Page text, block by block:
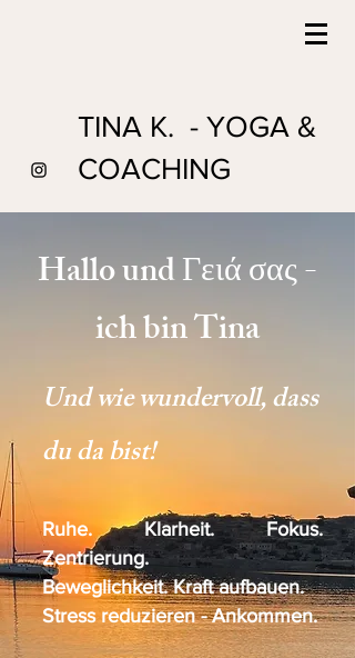
TINA K. - YOGA &
COACHING
Hallo und Γειά σας -
ich bin Tina
Und wie wundervoll, dass
du da bist!
Ruhe. Klarheit. Fokus.
Zentrierung.
Beweglichkeit. Kraft aufbauen.
Stress reduzieren - Ankommen.